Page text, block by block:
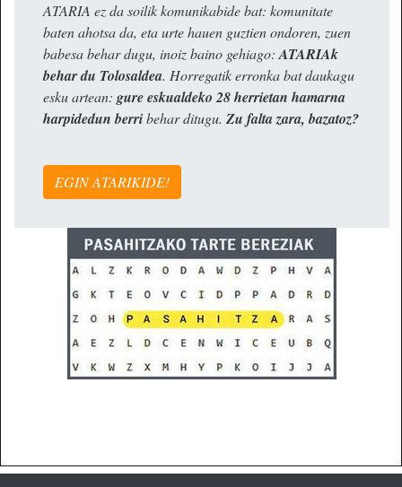
ATARIA ez da soilik komunikabide bat: komunitate
baten ahotsa da, eta urte hauen guztien ondoren, zuen
babesa behar dugu, inoiz baino gehiago: ATARIAk
behar du Tolosaldea. Horregatik erronka bat daukagu
esku artean: gure eskualdeko 28 herrietan hamarna
harpidedun berribehar ditugu. Zu falta zara, bazatoz?
EGIN ATARIKIDE!